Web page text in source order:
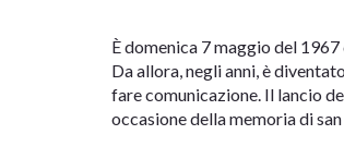
È domenica 7 maggio del
Da allora, negli anni, è
fare comunicazione. Il lancio
occasione della memoria di